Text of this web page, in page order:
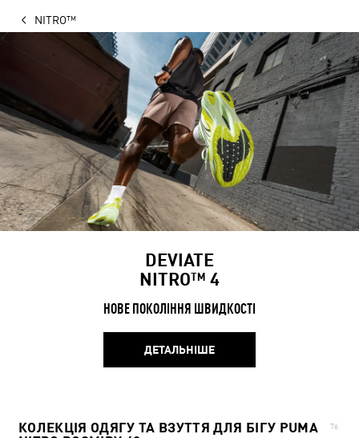
NITRO™
DEVIATE
NITRO™ 4
НОВЕ ПОКОЛІННЯ ШВИДКОСТІ
ДЕТАЛЬНІШЕ
КОЛЕКЦІЯ ОДЯГУ ТА ВЗУТТЯ ДЛЯ БІГУ PUMA
76